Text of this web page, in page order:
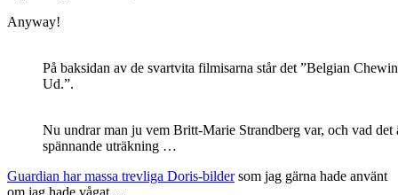
Anyway!
På baksidan av de svartvita filmisarna står det ”Belgian
Ud.”.
Nu undrar man ju vem Britt-Marie Strandberg var, och vad det
spännande uträkning …
Guardian har massa trevliga Doris-bildersom jag gärna hade använt
om jag hade vågat …